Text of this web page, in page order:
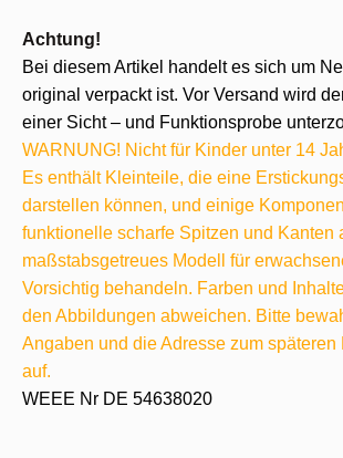
Achtung!
Bei diesem Artikel handelt es sich um
original verpackt ist. Vor Versand wird
einer Sicht – und Funktionsprobe
WARNUNG! Nicht für Kinder unter 14
Es enthält Kleinteile, die eine
darstellen können, und einige
funktionelle scharfe Spitzen und Kanten
maßstabsgetreues Modell für
Vorsichtig behandeln. Farben und
den Abbildungen abweichen. Bitte
Angaben und die Adresse zum späteren
auf.
WEEE Nr DE 54638020